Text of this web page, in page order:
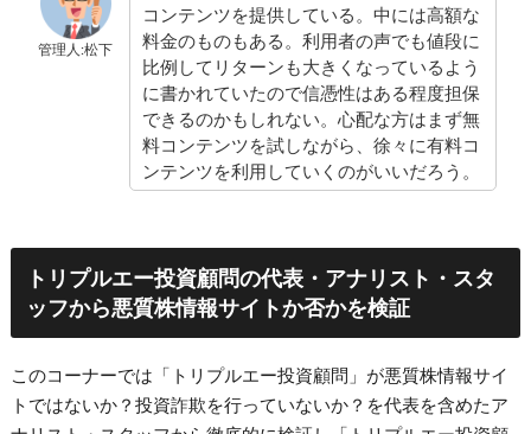
管理人:松下
コンテンツを提供している。中には高額な
料金のものもある。利用者の声でも値段に
比例してリターンも大きくなっているよう
に書かれていたので信憑性はある程度担保
できるのかもしれない。心配な方はまず無
料コンテンツを試しながら、徐々に有料コ
ンテンツを利用していくのがいいだろう。
トリプルエー投資顧問の代表・アナリスト・スタ
ッフから悪質株情報サイトか否かを検証
このコーナーでは「トリプルエー投資顧問」が悪質株情報サイ
トではないか？投資詐欺を行っていないか？を代表を含めたア